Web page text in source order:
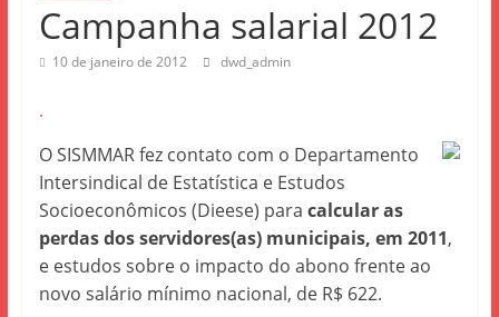
Campanha salarial 2012
10 de janeiro de 2012 dwd_admin
.
O SISMMAR fez contato com o Departamento
Intersindical de Estatística e Estudos
Socioeconômicos (Dieese) para calcular as
perdas dos servidores(as) municipais, em 2011,
e estudos sobre o impacto do abono frente ao
novo salário mínimo nacional, de R$ 622.